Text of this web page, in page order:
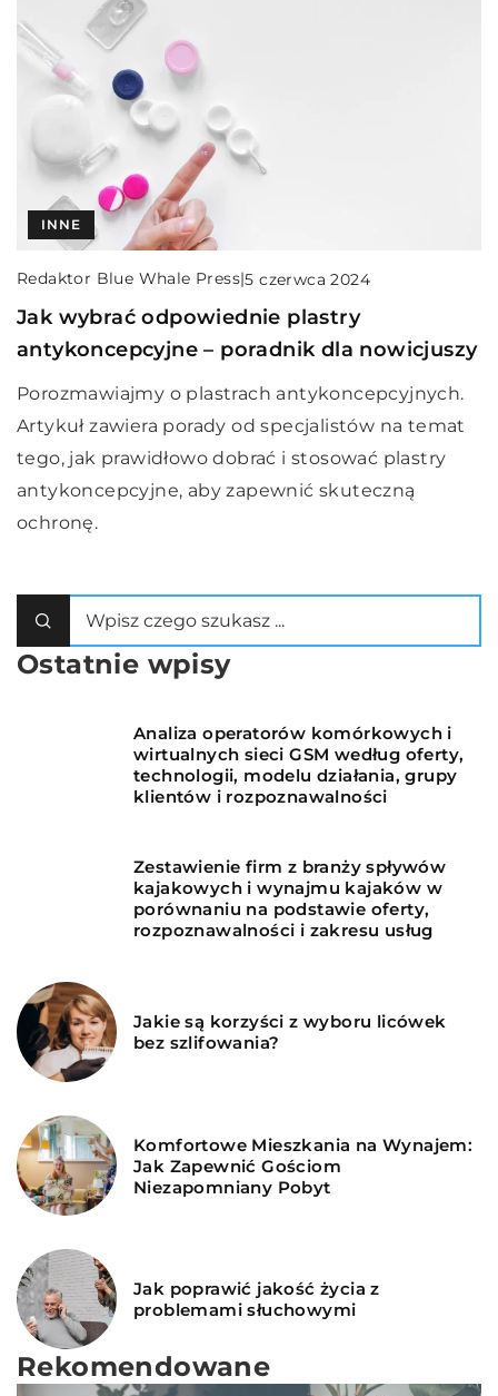
INNE
Redaktor Blue Whale Press|5 czerwca 2024
Jak wybrać odpowiednie plastry
antykoncepcyjne – poradnik dla nowicjuszy
Porozmawiajmy o plastrach antykoncepcyjnych.
Artykuł zawiera porady od specjalistów na temat
tego, jak prawidłowo dobrać i stosować plastry
antykoncepcyjne, aby zapewnić skuteczną
ochronę.
Ostatnie wpisy
Analiza operatorów komórkowych i
wirtualnych sieci GSM według oferty,
technologii, modelu działania, grupy
klientów i rozpoznawalności
Zestawienie firm z branży spływów
kajakowych i wynajmu kajaków w
porównaniu na podstawie oferty,
rozpoznawalności i zakresu usług
Jakie są korzyści z wyboru licówek
bez szlifowania?
Komfortowe Mieszkania na Wynajem:
Jak Zapewnić Gościom
Niezapomniany Pobyt
Jak poprawić jakość życia z
problemami słuchowymi
Rekomendowane